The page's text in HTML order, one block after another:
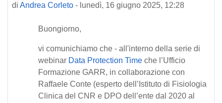
di Andrea Corleto - lunedì, 16 giugno 2025, 12:28
Buongiorno,
vi comunichiamo che - all'interno della serie di
webinar Data Protection Time che l’Ufficio
Formazione GARR, in collaborazione con
Raffaele Conte (esperto dell’Istituto di Fisiologia
Clinica del CNR e DPO dell’ente dal 2020 al